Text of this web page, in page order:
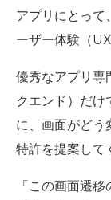
アプリにとって
ーザー体験（
優秀なアプリ専
クエンド）だけ
に、画面がどう
特許を提案して
「この画面遷